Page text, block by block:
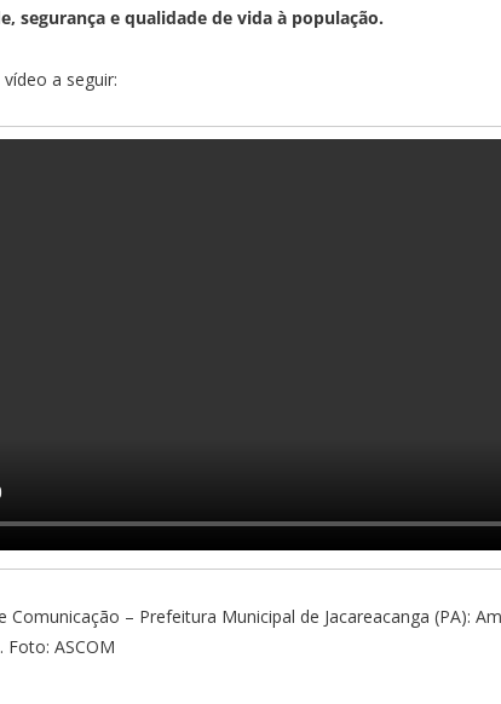
segurança e qualidade de vida à população.
a seguir:
Comunicação – Prefeitura Municipal de Jacareacanga (PA):
Foto: ASCOM